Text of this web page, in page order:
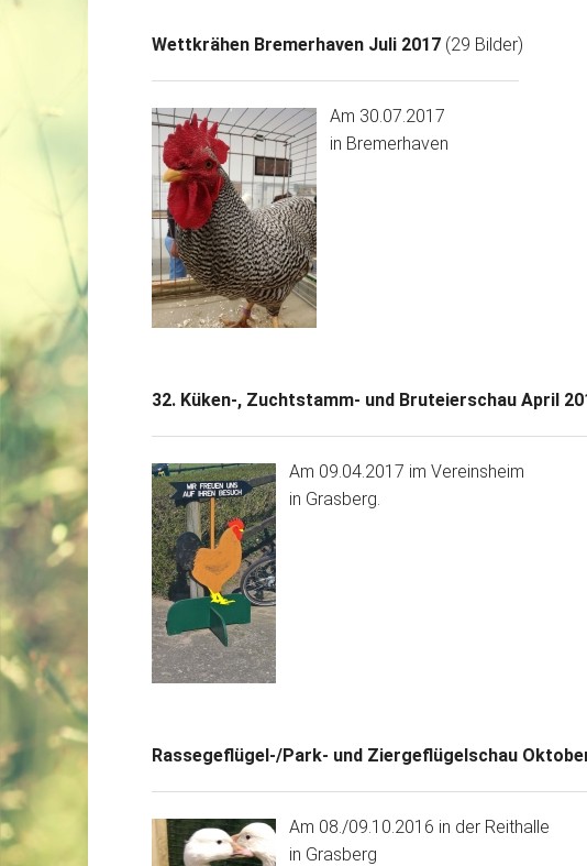
Wettkrähen Bremerhaven Juli 2017(29 Bilder)
Am 30.07.2017
in Bremerhaven
32. Küken-, Zuchtstamm- und Bruteierschau April
Am 09.04.2017 im Vereinsheim
in Grasberg.
Rassegeflügel-/Park- und Ziergeflügelschau
Am 08./09.10.2016 in der Reithalle
in Grasberg